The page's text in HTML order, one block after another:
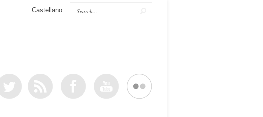
Castellano